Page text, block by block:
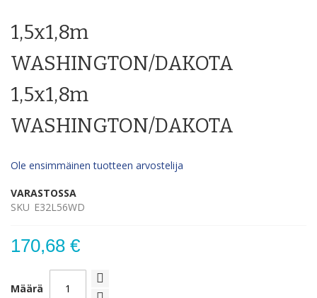
end
the
images
gallery
the
beginning
of
the
images
gallery
1,5x1,8m
WASHINGTON/DAKOTA
1,5x1,8m
WASHINGTON/DAKOTA
Ole ensimmäinen tuotteen arvostelija
VARASTOSSA
SKU E32L56WD
170,68 €
Määrä